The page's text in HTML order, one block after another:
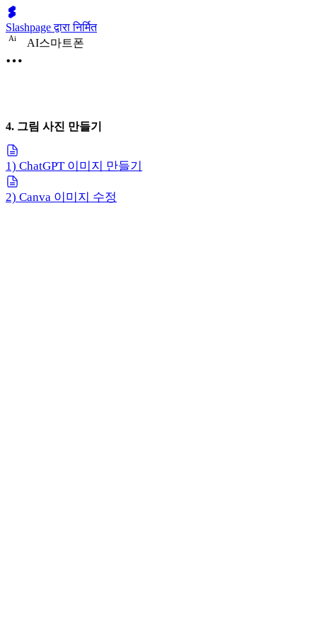
Slashpage द्वारा निर्मित
Ai AI스마트폰
4. 그림 사진 만들기
1) ChatGPT 이미지 만들기
2) Canva 이미지 수정